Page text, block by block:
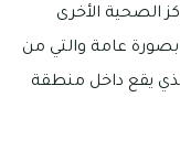
الصحية الأخرى
عامة والتي من
يقع داخل منطقة